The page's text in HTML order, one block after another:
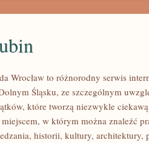
Wrocław to różnorodny serwis
Śląsku, ze szczególnym
które tworzą niezwykle
miejscem, w którym można znaleźć
historii, kultury, architektury,